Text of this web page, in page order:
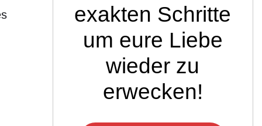
exakten Schritte
um eure Liebe
wieder zu
erwecken!